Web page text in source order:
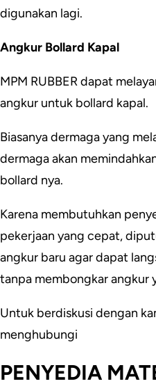
digunakan lagi.
Angkur Bollard Kapal
MPM RUBBER dapat
angkur untuk bollard kapal.
Biasanya dermaga yang
dermaga akan
bollard nya.
Karena membutuhkan
pekerjaan yang cepat,
angkur baru agar dapat
tanpa membongkar angkur
Untuk berdiskusi dengan
menghubungi
PENYEDIA